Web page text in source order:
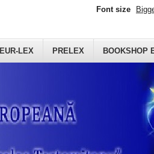
EUR-LEX PRELEX BOOKSHOP
Font size